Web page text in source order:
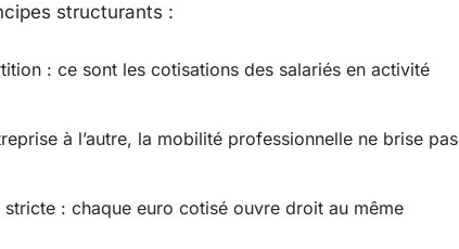
structurants :
: ce sont les cotisations des salariés en activité
à l’autre, la mobilité professionnelle ne brise pas
: chaque euro cotisé ouvre droit au même